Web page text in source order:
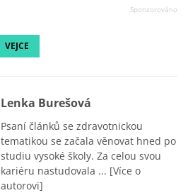
VEJCE
Lenka Burešová
Psaní článků se zdravotnickou
tematikou se začala věnovat hned po
studiu vysoké školy. Za celou svou
kariéru nastudovala ... [Více o
autorovi]